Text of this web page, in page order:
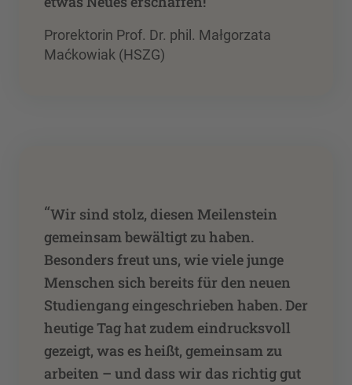
Prorektorin Prof. Dr. phil. Małgorzata
Maćkowiak (HSZG)
“Wir sind stolz, diesen Meilenstein
gemeinsam bewältigt zu haben.
Besonders freut uns, wie viele junge
Menschen sich bereits für den neuen
Studiengang eingeschrieben haben. Der
heutige Tag hat zudem eindrucksvoll
gezeigt, was es heißt, gemeinsam zu
arbeiten – und dass wir das richtig gut